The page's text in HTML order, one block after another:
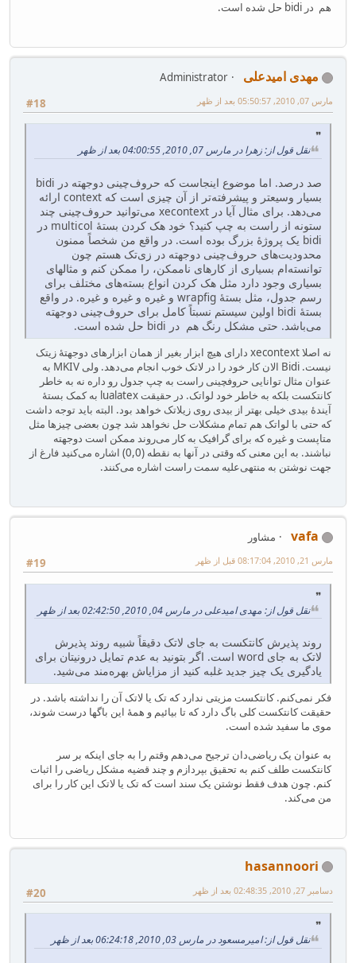
هم در bidi حل شده است.
مهدی امیدعلی
Administrator
#18
مارس 07, 2010, 05:50:57 بعد از ظهر
نقل قول از: زهرا در مارس 07, 2010, 04:00:55 بعد از ظهر
صد درصد. اما موضوع اینجاست که حروف‌چینی دوجهته در bidi
بسیار وسیعتر و پیشرفته‌تر از آن چیزی است که context ارائه
می‌دهد. برای مثال آیا در xecontext می‌توانید حروف‌چینی چند
ستونه از راست به چپ کنید؟ خود هک کردن بستهٔ multicol در
bidi یک پروژهٔ بزرگ بوده است. در واقع من شخصاً ممنون
محدودیت‌های حروف‌چینی دوجهته در زی‌تک هستم چون
توانسته‌ام بسیاری از کارهای ناممکن، را ممکن کنم و مثالهای
بسیاری وجود دارد مثل هک کردن انواع بسته‌های مختلف برای
رسم جدول، مثل بستهٔ wrapfig و غیره و غیره و غیره. در واقع
بستهٔ bidi اولین سیستم نسبتاً کامل برای حروف‌چینی دوجهته
می‌باشد. حتی مشکل رنگ هم در bidi حل شده است.
نه اصلا xecontext دارای هیچ ابزار بغیر از همان ابزارهای دوجهتهٔ زیتک
نیست. Bidi الان کار خود را در لاتک خوب انجام می‌دهد. ولی MKIV به
عنوان مثال توانایی حروفچینی راست به چپ جدول رو داره نه به خاطر
کانتکست بلکه به خاطر خود لواتک. در حقیقت lualatex به کمک بستهٔ
آیندهٔ بیدی خیلی بهتر از بیدی روی زیلاتک خواهد بود. البته باید توجه داشت
که حتی با لواتک هم تمام مشکلات حل نخواهد شد چون بعضی چیزها مثل
متاپست و غیره که برای گرافیک به کار می‌روند ممکن است دوجهته
نباشند. به این معنی که وقتی در آنها به نقطه (0,0) اشاره می‌کنید فارغ از
جهت نوشتن به منتهی‌علیه سمت راست اشاره می‌کنند.
vafa
مشاور
#19
مارس 21, 2010, 08:17:04 قبل از ظهر
نقل قول از: مهدی امیدعلی در مارس 04, 2010, 02:42:50 بعد از ظهر
روند پذیرش کانتکست به جای لاتک دقیقاً شبیه روند پذیرش
لاتک به جای word است. اگر بتونید به عدم تمایل درونیتان برای
یادگیری یک چیز جدید غلبه کنید از مزایاش بهره‌مند می‌شید.
فکر نمی‌کنم. کانتکست مزیتی ندارد که تک یا لاتک آن را نداشته باشد. در
حقیقت کانتکست کلی باگ دارد که تا بیائیم و همهٔ این باگها درست شوند،
موی ما سفید شده است.
به عنوان یک ریاضی‌دان ترجیح می‌دهم وقتم را به جای اینکه بر سر
کانتکست طلف کنم به تحقیق بپردازم و چند قضیه مشکل ریاضی را اثبات
کنم. چون هدف فقط نوشتن یک سند است که تک یا لاتک این کار را برای
من می‌کند.
hasannoori
#20 دسامبر 27, 2010, 02:48:35 بعد از ظهر
نقل قول از: امیرمسعود در مارس 03, 2010, 06:24:18 بعد از ظهر